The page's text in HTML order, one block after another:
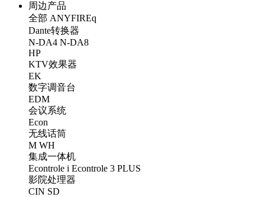
周边产品
全部 ANYFIREq
Dante转换器
N-DA4 N-DA8
HP
KTV效果器
EK
数字调音台
EDM
会议系统
Econ
无线话筒
M WH
集成一体机
Econtrole i Econtrole 3 PLUS
影院处理器
CIN SD